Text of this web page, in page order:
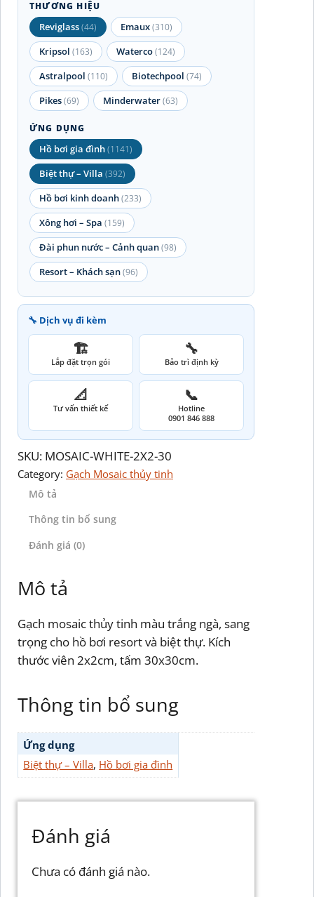
THƯƠNG HIỆU
Reviglass(44) Emaux(310)
Kripsol (163) Waterco(124)
Astralpool (110) Biotechpool (74)
Pikes(69) Minderwater(63)
ỨNG DỤNG
Hồ bơi gia đình(1141)
Biệt thự – Villa (392)
Hồ bơi kinh doanh(233)
Xông hơi – Spa (159)
Đài phun nước – Cảnh quan(98)
Resort – Khách sạn(96)
🔧 Dịch vụ đi kèm
🏗️
Lắp đặt trọn gói
🔧
Bảo trì định kỳ
📐
Tư vấn thiết kế
📞
Hotline
0901 846 888
SKU: MOSAIC-WHITE-2X2-30
Category: Gạch Mosaic thủy tinh
Mô tả
Thông tin bổ sung
Đánh giá (0)
Mô tả
Gạch mosaic thủy tinh màu trắng ngà, sang
trọng cho hồ bơi resort và biệt thự. Kích
thước viên 2x2cm, tấm 30x30cm.
Thông tin bổ sung
Ứng dụng
Biệt thự – Villa, Hồ bơi gia đình
Đánh giá
Chưa có đánh giá nào.